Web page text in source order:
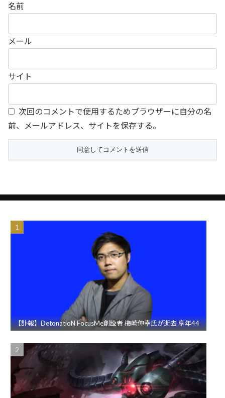
名前
メール
サイト
次回のコメントで使用するためブラウザーに自分の名
前、メールアドレス、サイトを保存する。
【訃報】DetonatioN FocusMe創設者 梅崎伸幸氏が逝去 享年44